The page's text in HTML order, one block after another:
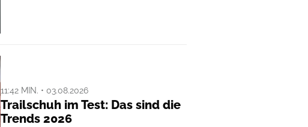
11:42 MIN. • 03.08.2026
Trailschuh im Test: Das sind die
Trends 2026